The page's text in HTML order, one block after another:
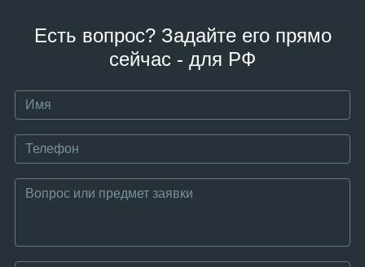
Есть вопрос? Задайте его прямо
сейчас - для РФ